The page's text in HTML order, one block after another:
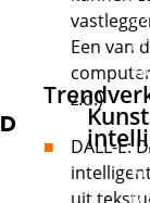
Een van
z.d.)
D
DALL-E: